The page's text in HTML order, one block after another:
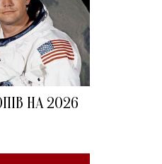
НА 2026